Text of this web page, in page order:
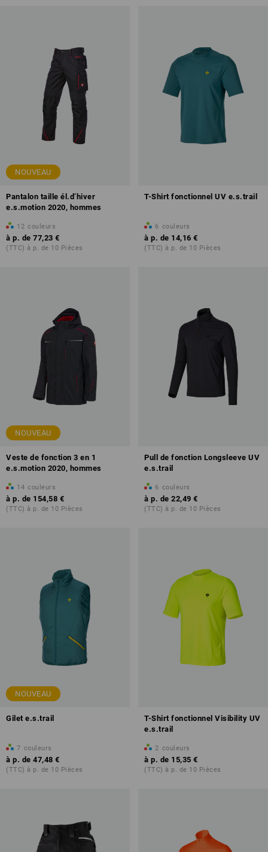
NOUVEAU
Pantalon taille él.d’hiver
e.s.motion 2020, hommes
12 couleurs
à p. de 77,23 €
(TTC) à p. de 10 Pièces
T-Shirt fonctionnel UV e.s.trail
6 couleurs
à p. de 14,16 €
(TTC) à p. de 10 Pièces
NOUVEAU
Veste de fonction 3 en 1
e.s.motion 2020, hommes
14 couleurs
à p. de 154,58 €
(TTC) à p. de 10 Pièces
Pull de fonction Longsleeve UV
e.s.trail
6 couleurs
à p. de 22,49 €
(TTC) à p. de 10 Pièces
NOUVEAU
Gilet e.s.trail
7 couleurs
à p. de 47,48 €
(TTC) à p. de 10 Pièces
T-Shirt fonctionnel Visibility UV
e.s.trail
2 couleurs
à p. de 15,35 €
(TTC) à p. de 10 Pièces